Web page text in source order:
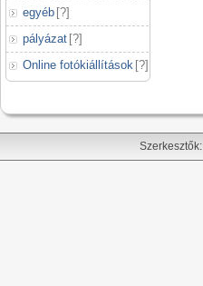
egyéb [?]
pályázat [?]
Online fotókiállítások [?]
Szerkesztők: